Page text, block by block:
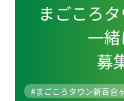
まごころ
一
募
#まごころタウン新百合